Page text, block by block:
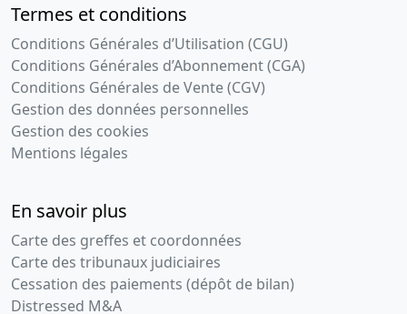
Termes et conditions
Conditions Générales d’Utilisation (CGU)
Conditions Générales d’Abonnement (CGA)
Conditions Générales de Vente (CGV)
Gestion des données personnelles
Gestion des cookies
Mentions légales
En savoir plus
Carte des greffes et coordonnées
Carte des tribunaux judiciaires
Cessation des paiements (dépôt de bilan)
Distressed M&A